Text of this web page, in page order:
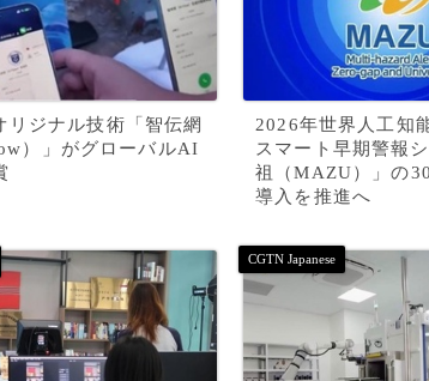
リジナル技術「智伝網
）」がグローバルAI
2026年世界人工知
スマート早期警報
祖（MAZU）」の
導入を推進へ